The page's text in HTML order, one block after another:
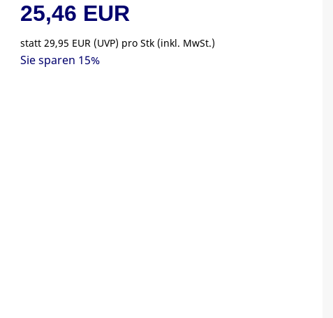
25,46 EUR
statt29,95 EUR (UVP) pro Stk (inkl. MwSt.)
Sie sparen 15%